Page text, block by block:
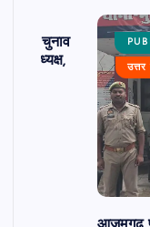
का चुनाव
बने अध्यक्ष,